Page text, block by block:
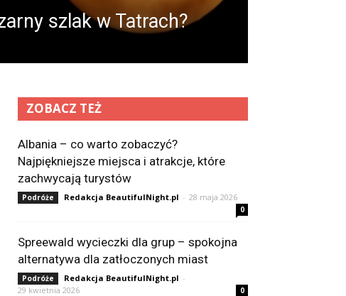
szlak w Tatrach?
ZOBACZ TEŻ
Albania – co warto zobaczyć?
Najpiękniejsze miejsca i atrakcje, które
zachwycają turystów
Podróże Redakcja BeautifulNight.pl - 28 maja 2026
0
Spreewald wycieczki dla grup – spokojna
alternatywa dla zatłoczonych miast
Podróże Redakcja BeautifulNight.pl -
29 kwietnia 2026
0